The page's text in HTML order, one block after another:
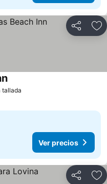
Compartir
tallada
Ver precios
Ver precios
Compartir